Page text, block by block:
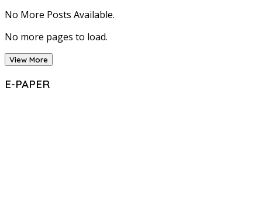
No More Posts Available.
No more pages to load.
View More
E-PAPER